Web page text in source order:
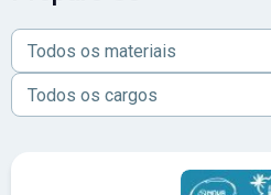
Todos os materiais
Todos os cargos